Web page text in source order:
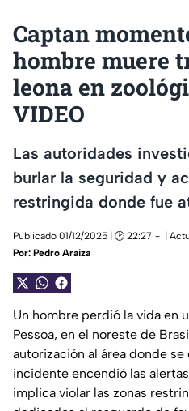
Captan
hombre muere
leona en
VIDEO
Las autoridades
burlar la seguridad y
restringida donde fue
Publicado 01/12/2025 | 🕑 22:27
|
Por: Pedro Araiza
Un hombre perdió la vida en
Pessoa, en el noreste de
autorización al área donde se
incidente encendió las
implica violar las zonas